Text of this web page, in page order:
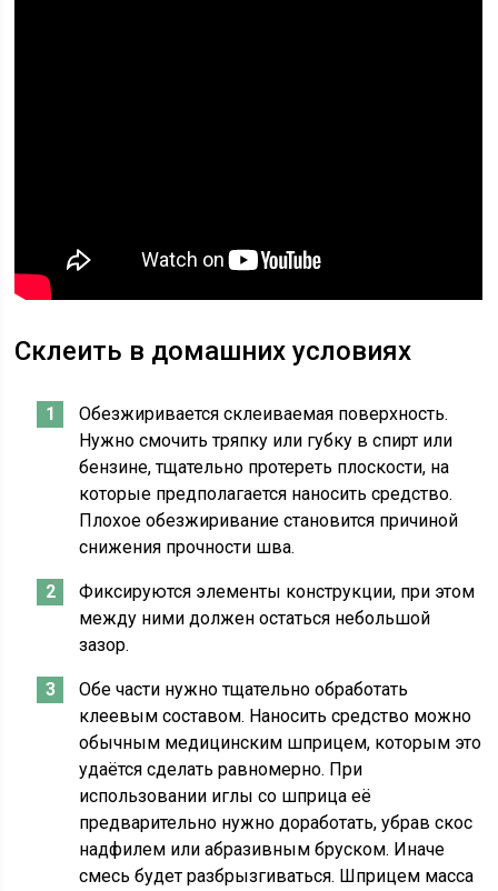
Склеить в домашних условиях
Обезжиривается склеиваемая поверхность.
Нужно смочить тряпку или губку в спирт или
бензине, тщательно протереть плоскости, на
которые предполагается наносить средство.
Плохое обезжиривание становится причиной
снижения прочности шва.
Фиксируются элементы конструкции, при этом
между ними должен остаться небольшой
зазор.
Обе части нужно тщательно обработать
клеевым составом. Наносить средство можно
обычным медицинским шприцем, которым это
удаётся сделать равномерно. При
использовании иглы со шприца её
предварительно нужно доработать, убрав скос
надфилем или абразивным бруском. Иначе
смесь будет разбрызгиваться. Шприцем масса